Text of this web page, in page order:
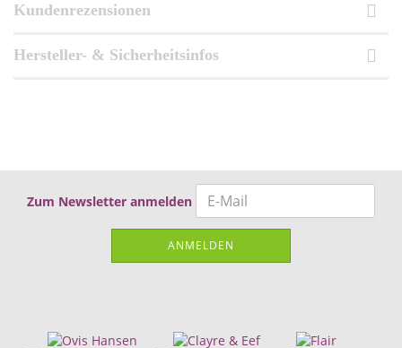
Kundenrezensionen
Hersteller- & Sicherheitsinfos
Zum Newsletter anmelden
ANMELDEN